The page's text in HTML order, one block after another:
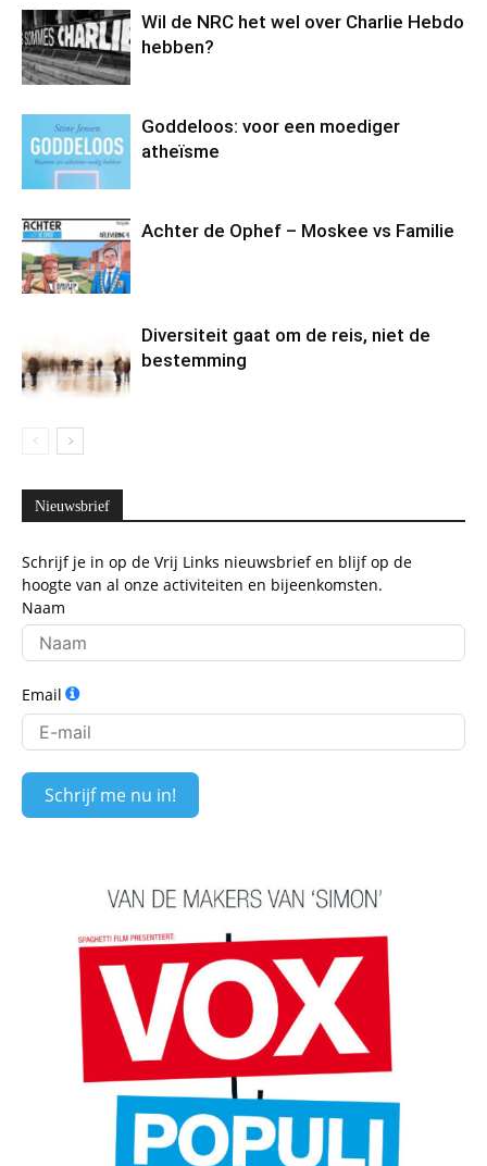
Wil de NRC het wel over Charlie Hebdo
hebben?
Goddeloos: voor een moediger
atheïsme
Achter de Ophef – Moskee vs Familie
Diversiteit gaat om de reis, niet de
bestemming
Nieuwsbrief
Schrijf je in op de Vrij Links nieuwsbrief en blijf op de
hoogte van al onze activiteiten en bijeenkomsten.
Naam
Email
Schrijf me nu in!